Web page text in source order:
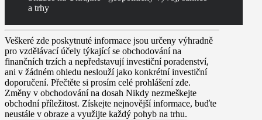
a trhy
Veškeré zde poskytnuté informace jsou určeny výhradně
pro vzdělávací účely týkající se obchodování na
finančních trzích a nepředstavují investiční poradenství,
ani v žádném ohledu neslouží jako konkrétní investiční
doporučení. Přečtěte si prosím celé prohlášení zde.
Změny v obchodování na dosah Nikdy nezmeškejte
obchodní příležitost. Získejte nejnovější informace, buďte
neustále v obraze a využijte každý pohyb na trhu.